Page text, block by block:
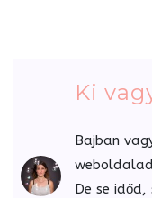
Ki
Bajban
De se időd,